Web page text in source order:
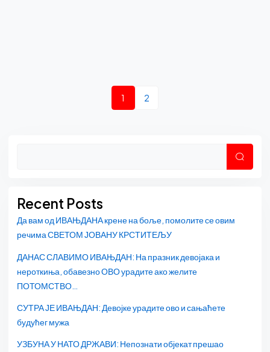
1 2
Recent Posts
Да вам од ИВАЊДАНА крене на боље, помолите се овим
речима СВЕТОМ ЈОВАНУ КРСТИТЕЉУ
ДАНАС СЛАВИМО ИВАЊДАН: На празник девојака и
нероткиња, обавезно ОВО урадите ако желите
ПОТОМСТВО…
СУТРА ЈЕ ИВАЊДАН: Девојке урадите ово и сањаћете
будућег мужа
УЗБУНА У НАТО ДРЖАВИ: Непознати објекат прешао